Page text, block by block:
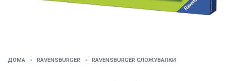
ДОМА › RAVENSBURGER › RAVENSBURGER СЛОЖУВАЛКИ